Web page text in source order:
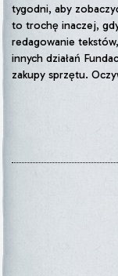
tygodni, aby
to trochę inaczej,
redagowanie
innych działań
zakupy sprzętu.